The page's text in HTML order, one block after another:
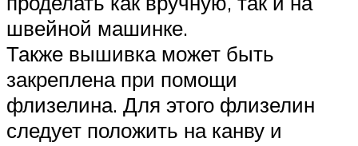
швейной машинке.
Также вышивка может быть
закреплена при помощи
флизелина. Для этого флизелин
следует положить на канву и